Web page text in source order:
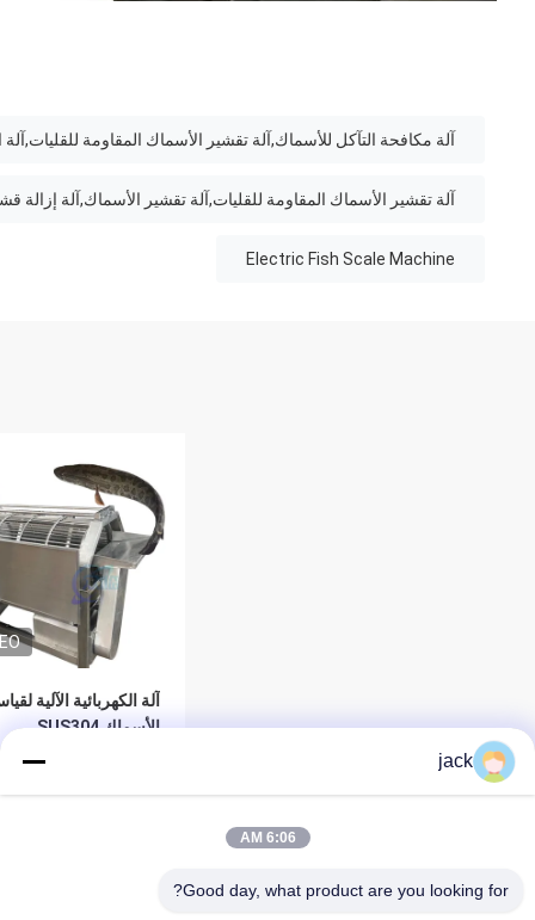
آلة مكافحة التآكل للأسماك,آلة تقشير الأسماك المقاومة للقليات,آلة
آلة تقشير الأسماك المقاومة للقليات,آلة تقشير الأسماك,آلة إزالة
Electric Fish Scale Machine
آلة الكهربائية الآلية
الأسماك SUS304
jack
6:06 AM
Good day, what product are you looking for?